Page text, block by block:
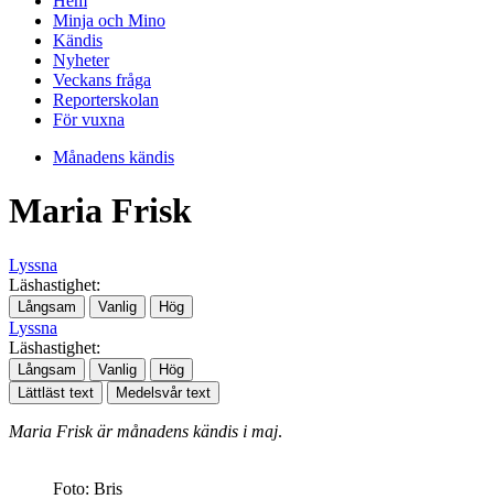
Minja och Mino
Kändis
Nyheter
Veckans fråga
Reporterskolan
För vuxna
Månadens kändis
Maria Frisk
Lyssna
Läshastighet:
Långsam Vanlig Hög
Lyssna
Läshastighet:
Långsam Vanlig
Hög
Lättläst text
Medelsvår text
Maria Frisk är månadens kändis i maj.
Foto: Bris